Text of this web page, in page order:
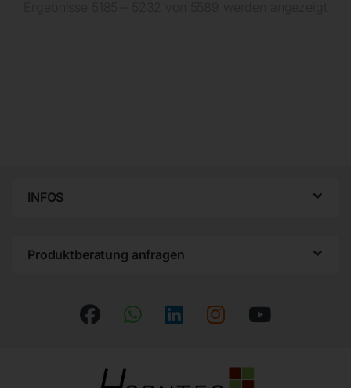
INFOS
Produktberatung anfragen